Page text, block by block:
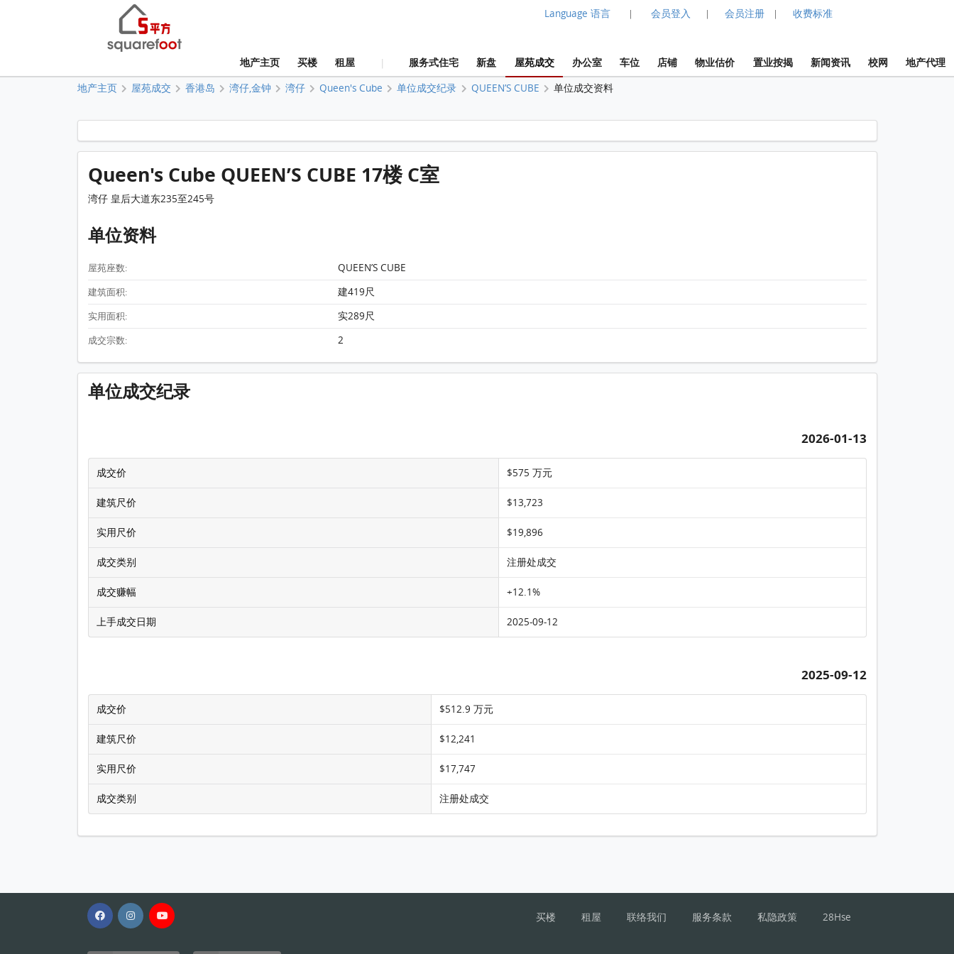
Language 语言 | 会员登入 | 会员注册 | 收费标准
地产主页 买楼 租屋 | 服务式住宅 新盘 屋苑成交 办公室 车位 店铺 物业估价 置业按揭 新闻资讯 校网 地产代理
地产主页 屋苑成交 香港岛 湾仔,金钟 湾仔 Queen's Cube 单位成交纪录 QUEEN’S CUBE 单位成交资料
Queen's Cube QUEEN’S CUBE 17楼 C室 平面图
Queen's Cube QUEEN’S CUBE 17楼 C室
湾仔 皇后大道东235至245号
单位资料
屋苑座数: QUEEN’S CUBE
建筑面积: 建419尺
实用面积: 实289尺
成交宗数: 2
单位成交纪录
2026-01-13
成交价 $575 万元
建筑尺价 $13,723
实用尺价 $19,896
成交类别 注册处成交
成交赚幅 +12.1%
上手成交日期 2025-09-12
2025-09-12
成交价 $512.9 万元
建筑尺价 $12,241
实用尺价 $17,747
成交类别 注册处成交
买楼 租屋 联络我们 服务条款 私隐政策 28Hse